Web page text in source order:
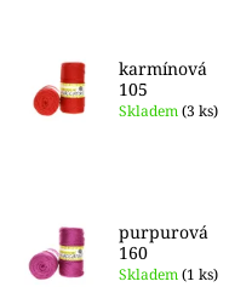
karmínová
105
Skladem(3 ks)
purpurová
160
Skladem(1 ks)